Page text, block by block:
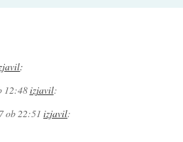
:
12:48izjavil:
ob 22:51 izjavil: